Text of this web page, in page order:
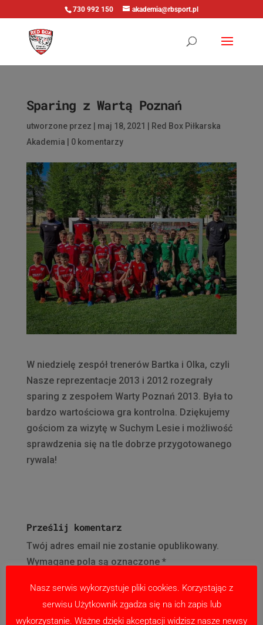
730 992 150 akademia@rbsport.pl
Sparing z Wartą Poznań
utworzone przez maj 18, 2021
Red Box Piłkarska
Akademia
0 komentarzy
W niedzielę zespół trenerów Bartka i Olka, czyli
Nasze reprezentacje 2013 i 2012 rozegrały
sparing z zespołem Warty Poznań 2013. Była to
bardzo wartościowa gra kontrolna. Dziękujemy
gościom za wizytę w Suchym Lesie i możliwość
sprawdzenia się na tle dobrze przygotowanego
rywala!
Prześlij komentarz
Twój adres email nie zostanie opublikowany.
Wymagane pola są oznaczone *
Nasz serwis wykorzystuje pliki cookies. Korzystając z
serwisu Użytkownik zgadza się na ich zapis lub
wykorzystanie. Ważne dzięki akceptacji widzisz nasze newsy